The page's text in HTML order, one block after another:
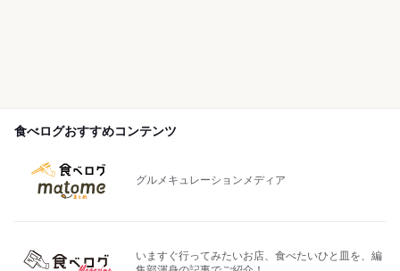
食べログおすすめコンテンツ
グルメキュレーションメディア
いますぐ行ってみたいお店、食べたいひと皿を、編